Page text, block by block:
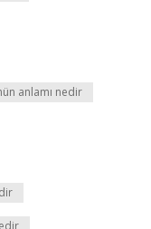
anlamı nedir